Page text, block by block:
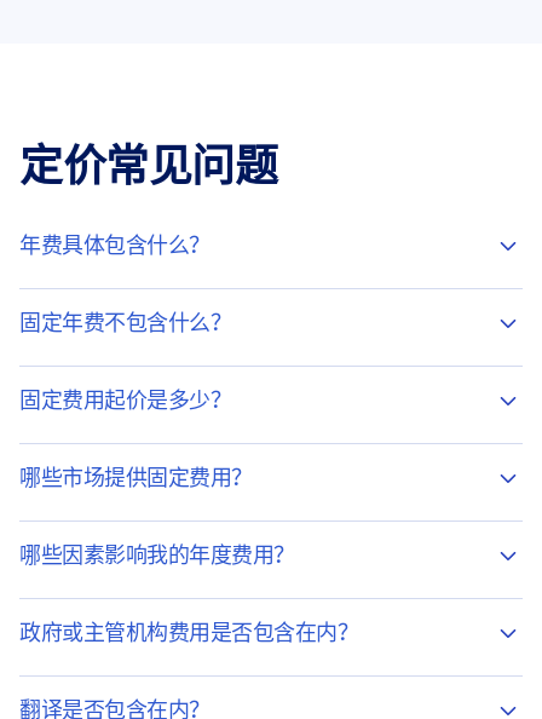
定价常见问题
年费具体包含什么？
固定年费不包含什么？
固定费用起价是多少？
哪些市场提供固定费用？
哪些因素影响我的年度费用？
政府或主管机构费用是否包含在内？
翻译是否包含在内？